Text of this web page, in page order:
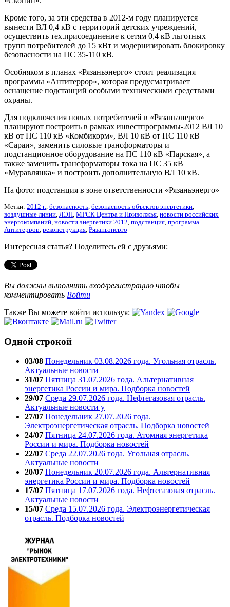
Кроме того, за эти средства в 2012-м году планируется
вынести ВЛ 0,4 кВ с территорий детских учреждений,
осуществить тех.присоединение к сетям 0,4 кВ льготных
групп потребителей до 15 кВт и модернизировать блокировку
безопасности на ПС 35-110 кВ.
Особняком в планах «Рязаньэнерго» стоит реализация
программы «Антитеррор», которая предусматривает
оснащение подстанций особыми техническими средствами
охраны.
Для подключения новых потребителей в «Рязаньэнерго»
планируют построить в рамках инвестпрограммы-2012 ВЛ 10
кВ от ПС 110 кВ «Комбикорм», ВЛ 10 кВ от ПС 110 кВ
«Сараи», заменить силовые трансформаторы и
подстанционное оборудование на ПС 110 кВ «Парская», а
также заменить трансформаторы тока на ПС 35 кВ
«Муравлянка» и построить дополнительную ВЛ 10 кВ.
На фото: подстанция в зоне ответственности «Рязаньэнерго»
Метки: 2012 г., безопасность, безопасность объектов энергетики,
воздушные линии, ЛЭП, МРСК Центра и Приволжья, новости российских
энергокомпаний, новости энергетики 2012, подстанция, программа
Антитеррор, реконструкция, Рязаньэнерго
Интересная статья? Поделитесь ей с друзьями:
Вы должны выполнить вход/регистрацию чтобы
комментировать Войти
Также Вы можете войти используя:
Одной строкой
03/08 Понедельник 03.08.2026 года. Угольная отрасль.
Актуальные новости
31/07 Пятница 31.07.2026 года. Альтернативная
энергетика России и мира. Подборка новостей
29/07 Среда 29.07.2026 года. Нефтегазовая отрасль.
Актуальные новости у
27/07 Понедельник 27.07.2026 года.
Электроэнергетическая отрасль. Подборка новостей
24/07 Пятница 24.07.2026 года. Атомная энергетика
России и мира. Подборка новостей
22/07 Среда 22.07.2026 года. Угольная отрасль.
Актуальные новости
20/07 Понедельник 20.07.2026 года. Альтернативная
энергетика России и мира. Подборка новостей
17/07 Пятница 17.07.2026 года. Нефтегазовая отрасль.
Актуальные новости
15/07 Среда 15.07.2026 года. Электроэнергетическая
отрасль. Подборка новостей